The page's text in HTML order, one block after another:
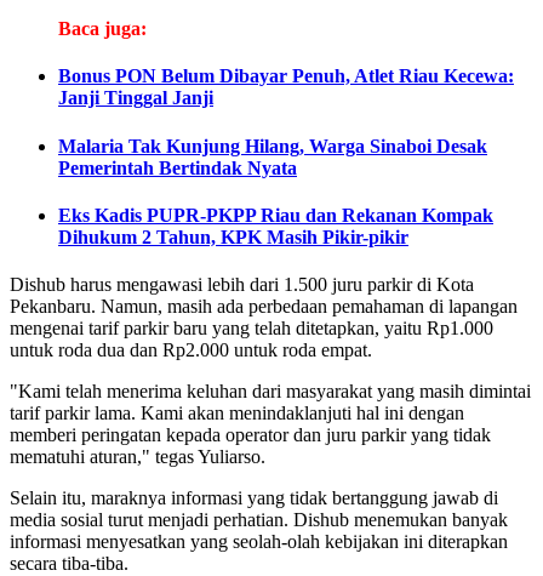
Baca juga:
Bonus PON Belum Dibayar Penuh, Atlet Riau Kecewa:
Janji Tinggal Janji
Malaria Tak Kunjung Hilang, Warga Sinaboi Desak
Pemerintah Bertindak Nyata
Eks Kadis PUPR-PKPP Riau dan Rekanan Kompak
Dihukum 2 Tahun, KPK Masih Pikir-pikir
Dishub harus mengawasi lebih dari 1.500 juru parkir di Kota
Pekanbaru. Namun, masih ada perbedaan pemahaman di lapangan
mengenai tarif parkir baru yang telah ditetapkan, yaitu Rp1.000
untuk roda dua dan Rp2.000 untuk roda empat.
"Kami telah menerima keluhan dari masyarakat yang masih dimintai
tarif parkir lama. Kami akan menindaklanjuti hal ini dengan
memberi peringatan kepada operator dan juru parkir yang tidak
mematuhi aturan," tegas Yuliarso.
Selain itu, maraknya informasi yang tidak bertanggung jawab di
media sosial turut menjadi perhatian. Dishub menemukan banyak
informasi menyesatkan yang seolah-olah kebijakan ini diterapkan
secara tiba-tiba.